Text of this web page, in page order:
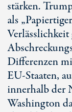
stärken.
als
Differenzen
EU-Staaten,
innerhalb der
Washington